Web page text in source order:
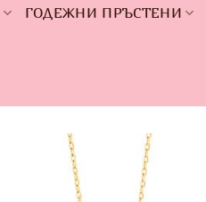
ГОДЕЖНИ ПРЪСТЕНИ